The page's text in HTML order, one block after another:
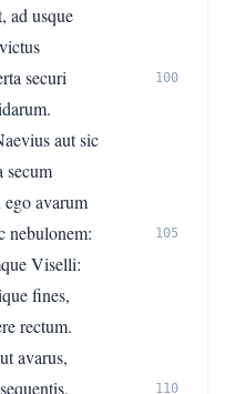
ad usque
securi
100
aut sic
secum
avarum
nebulonem:
105
Viselli:
fines,
rectum.
avarus,
110